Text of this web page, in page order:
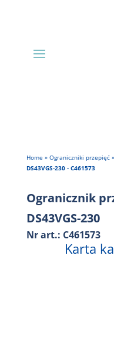
Home » Ograniczniki przepięć»
DS43VGS-230 - C461573
Ogranicznik
DS43VGS-230
Nr art.: C461573
Karta